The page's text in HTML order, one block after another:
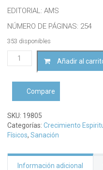
EDITORIAL: AMS
NÚMERO DE PÁGINAS: 254
353 disponibles
oprimida
mujer
librePadre
Carlos
Triana
cantidad
Añadir al
Compare
SKU: 19805
Categorías: Crecimiento
Físicos, Sanación
Información adicional